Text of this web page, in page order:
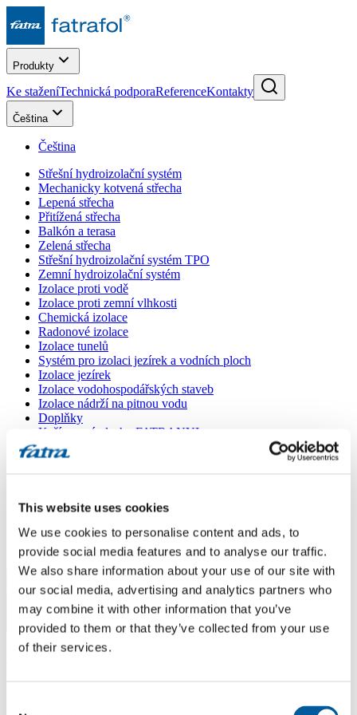
This website uses cookies
We use cookies to personalise content and ads, to
provide social media features and to analyse our traffic.
We also share information about your use of our site with
our social media, advertising and analytics partners who
may combine it with other information that you’ve
provided to them or that they’ve collected from your use
of their services.
Produkty
Ke staženíTechnická podporaReferenceKontakty
Čeština
Čeština
Střešní hydroizolační systém
Mechanicky kotvená střecha
Lepená střecha
Přitížená střecha
Balkón a terasa
Zelená střecha
Střešní hydroizolační systém TPO
Zemní hydroizolační systém
Izolace proti vodě
Izolace proti zemní vlhkosti
Chemická izolace
Radonové izolace
Izolace tunelů
Systém pro izolaci jezírek a vodních ploch
Izolace jezírek
Izolace vodohospodářských staveb
Izolace nádrží na pitnou vodu
Doplňky
Kašírované plechy FATRANYL
Profil FATRAFAST s výztuží
Profil FATRAFLEX
Ochranná geotextilie
Ostatní doplňky
VŠECHNY PRODUKTY
Menu
Menu
Domů/